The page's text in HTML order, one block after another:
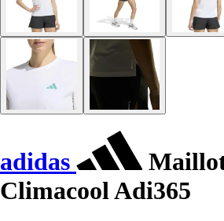
adidas
Climacool Adi365